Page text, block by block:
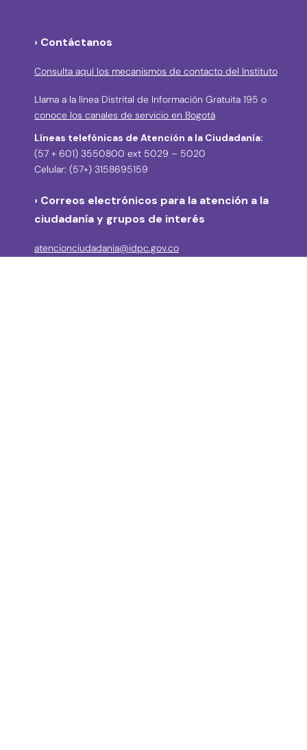
› Contáctanos
Consulta aquí los mecanismos de contacto del Instituto
Llama a la línea Distrital de Información Gratuita 195 o
conoce los canales de servicio en Bogotá
Líneas telefónicas de Atención a la Ciudadanía:
(57 + 601) 3550800 ext 5029 – 5020
Celular: (57+) 3158695159
› Correos electrónicos para la atención a la
ciudadanía y grupos de interés
atencionciudadania@idpc.gov.co